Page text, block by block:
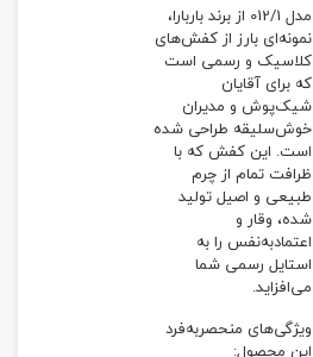
مدل 012/1 از برند باربارا،
نمونه‌ای بارز از کفش‌های
کلاسیک و رسمی است
که برای آقایان
شیک‌پوش و مدیران
خوش‌سلیقه طراحی شده
است. این کفش که با
ظرافت تمام از چرم
طبیعی و اصیل تولید
شده، وقار و
اعتمادبه‌نفس را به
استایل رسمی شما
می‌افزاید.
ویژگی‌های منحصربه‌فرد
این محصول: